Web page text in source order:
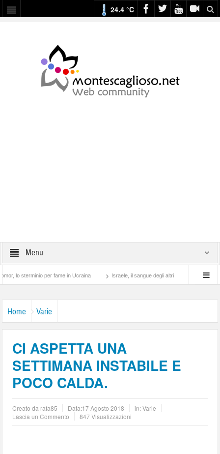
24.4 °C
Menu
per fame in Ucraina Israele, il sangue degli altri Lotta di classe…
Home Varie
CI ASPETTA UNA
SETTIMANA INSTABILE E
POCO CALDA.
Creato da rafa85 Data:17 Agosto 2018 in:Varie
Lascia un Commento
847 Visualizzazioni